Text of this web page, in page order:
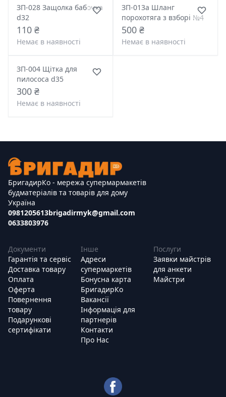
ЗП-028 Защолка бабочка
d32
110 ₴
Немає в наявності
ЗП-013а Шланг
порохотяга з взборі №4
500 ₴
Немає в наявності
ЗП-004 Щітка для
пилососа d35
300 ₴
Немає в наявності
БригадирКо - мережа супермармакетів
будматеріалів та товарів для дому
Україна
0981205613
0633803976
brigadirmyk@gmail.com
Документи
Гарантія та сервіс
Доставка товару
Оплата
Оферта
Повернення
товару
Подарункові
сертифікати
Інше
Адреси
супермаркетів
Бонусна карта
БригадирКо
Вакансії
Інформація для
партнерів
Контакти
Про Нас
Послуги
Заявки майстрів
для анкети
Майстри